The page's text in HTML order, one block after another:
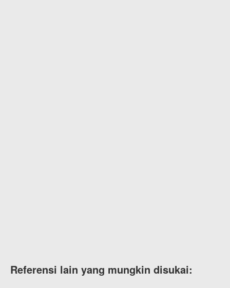
Referensi lain yang mungkin disukai: